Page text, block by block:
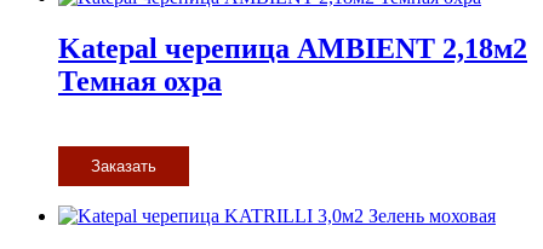
Katepal черепица AMBIENT 2,18м2
Темная охра
Заказать